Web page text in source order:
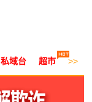
>>
超市
私域台